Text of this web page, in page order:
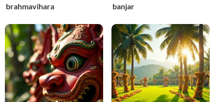
brahmavihara banjar